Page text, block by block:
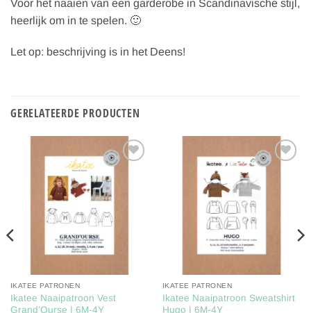
Voor het naaien van een garderobe in Scandinavische stijl,
heerlijk om in te spelen. 🙂
Let op: beschrijving is in het Deens!
GERELATEERDE PRODUCTEN
verlanglijst
IKATEE PATRONEN
Ikatee Naaipatroon Vest
Grand’Ourse | 6M-4Y
verlanglijst
IKATEE PATRONEN
Ikatee Naaipatroon Sweatshirt
Hugo | 6M-4Y